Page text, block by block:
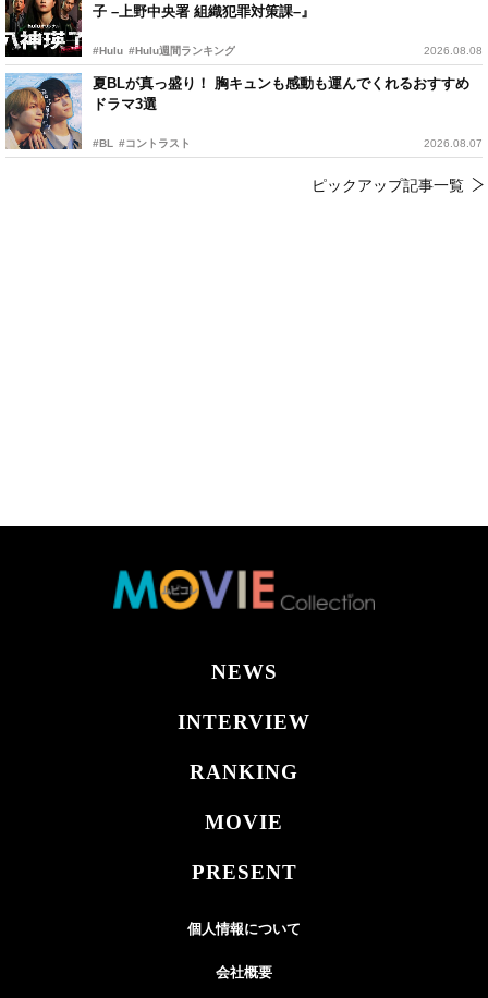
子 –上野中央署 組織犯罪対策課–』
#Hulu #Hulu週間ランキング 2026.08.08
夏BLが真っ盛り！ 胸キュンも感動も運んでくれるおすすめ
ドラマ3選
#BL #コントラスト 2026.08.07
ピックアップ記事一覧
NEWS
INTERVIEW
RANKING
MOVIE
PRESENT
個人情報について
会社概要